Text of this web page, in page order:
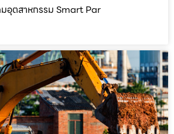
มอุตสาหกรรม Smart Par